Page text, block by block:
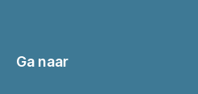
Ga naar